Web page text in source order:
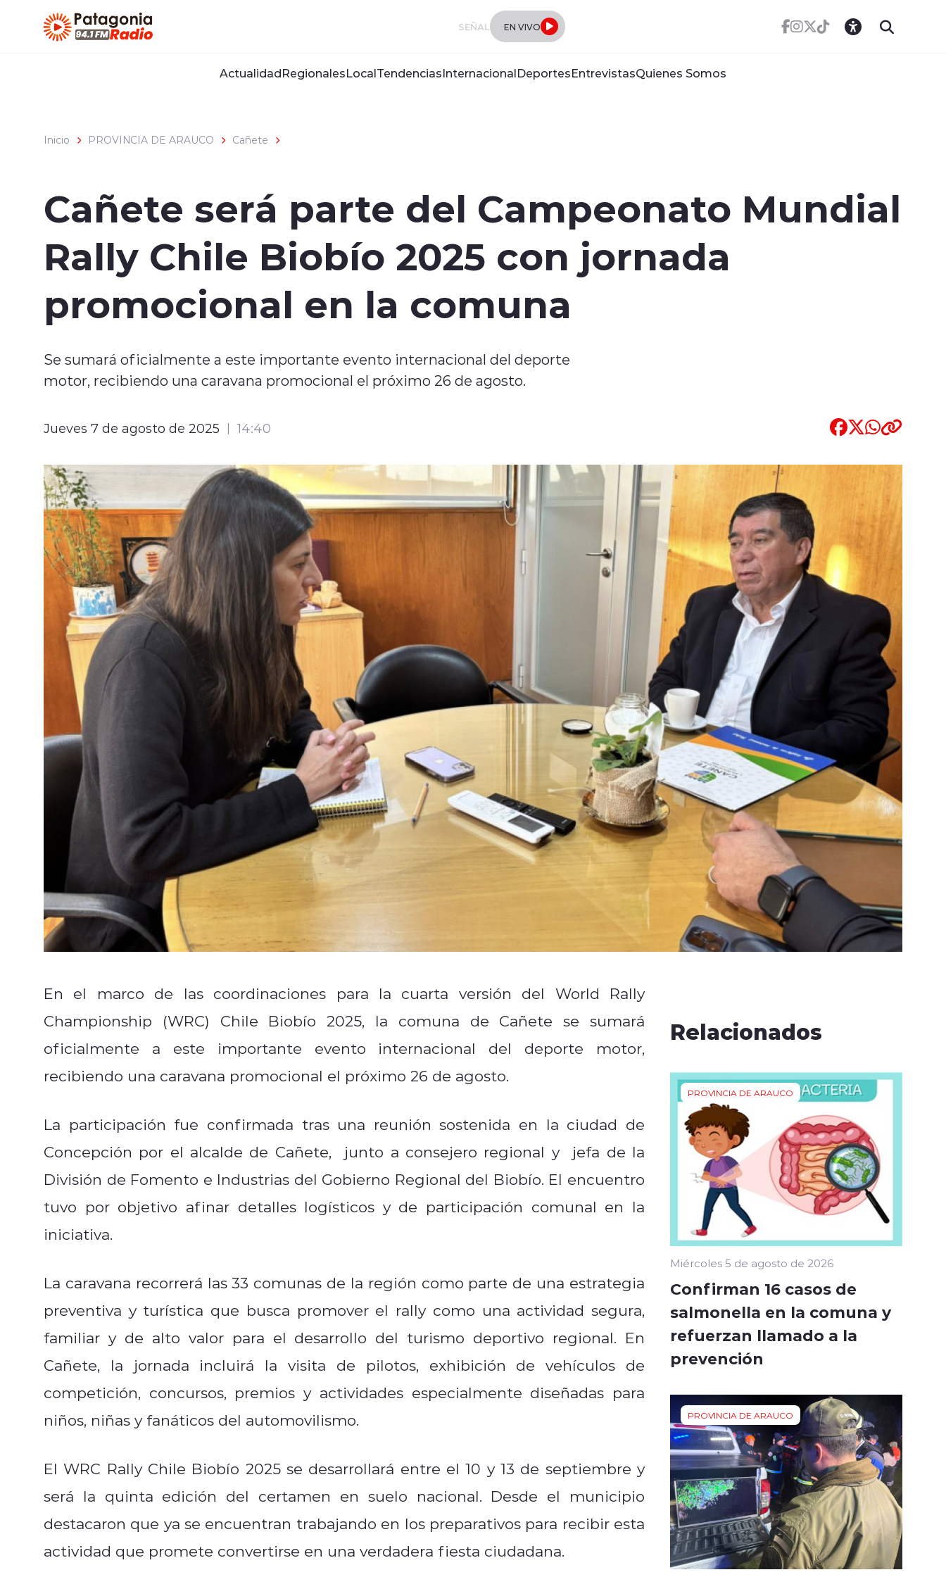
SEÑAL EN VIVO
ActualidadRegionalesLocalTendenciasInternacionalDeportesEntrevistasQuienes Somos
Inicio PROVINCIA DE ARAUCO Cañete
Cañete será parte del Campeonato Mundial
Rally Chile Biobío 2025 con jornada
promocional en la comuna
Se sumará oficialmente a este importante evento internacional del deporte
motor, recibiendo una caravana promocional el próximo 26 de agosto.
Jueves 7 de agosto de 2025 14:40
En el marco de las coordinaciones para la cuarta versión del World Rally
Championship (WRC) Chile Biobío 2025, la comuna de Cañete se sumará
oficialmente a este importante evento internacional del deporte motor,
recibiendo una caravana promocional el próximo 26 de agosto.
La participación fue confirmada tras una reunión sostenida en la ciudad de
Concepción por el alcalde de Cañete, junto a consejero regional y jefa de la
División de Fomento e Industrias del Gobierno Regional del Biobío. El encuentro
tuvo por objetivo afinar detalles logísticos y de participación comunal en la
iniciativa.
La caravana recorrerá las 33 comunas de la región como parte de una estrategia
preventiva y turística que busca promover el rally como una actividad segura,
familiar y de alto valor para el desarrollo del turismo deportivo regional. En
Cañete, la jornada incluirá la visita de pilotos, exhibición de vehículos de
competición, concursos, premios y actividades especialmente diseñadas para
niños, niñas y fanáticos del automovilismo.
El WRC Rally Chile Biobío 2025 se desarrollará entre el 10 y 13 de septiembre y
será la quinta edición del certamen en suelo nacional. Desde el municipio
destacaron que ya se encuentran trabajando en los preparativos para recibir esta
actividad que promete convertirse en una verdadera fiesta ciudadana.
Relacionados
PROVINCIA DE ARAUCO
Miércoles 5 de agosto de 2026
Confirman 16 casos de
salmonella en la comuna y
refuerzan llamado a la
prevención
PROVINCIA DE ARAUCO